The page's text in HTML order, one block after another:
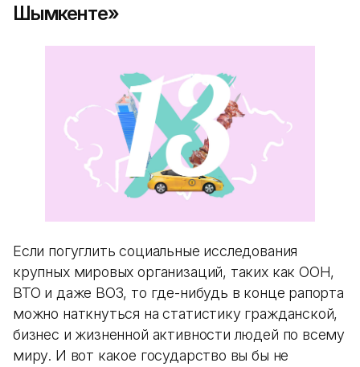
Шымкенте»
Если погуглить социальные исследования
крупных мировых организаций, таких как ООН,
ВТО и даже ВОЗ, то где-нибудь в конце рапорта
можно наткнуться на статистику гражданской,
бизнес и жизненной активности людей по всему
миру. И вот какое государство вы бы не